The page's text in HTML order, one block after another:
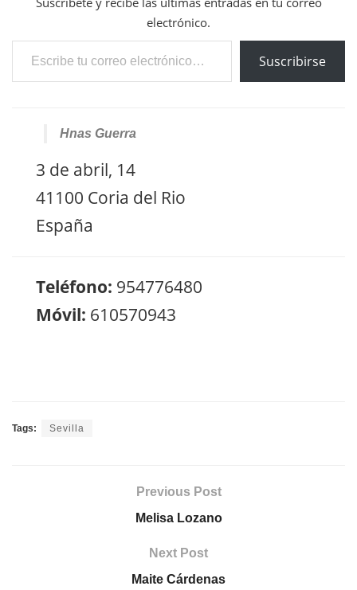
electrónico.
Escribe tu correo electrónico…
Suscribirse
Hnas Guerra
3 de abril, 14
41100 Coria del Rio
España
Teléfono: 954776480
Móvil: 610570943
Tags: Sevilla
Previous Post
Melisa Lozano
Next Post
Maite Cárdenas